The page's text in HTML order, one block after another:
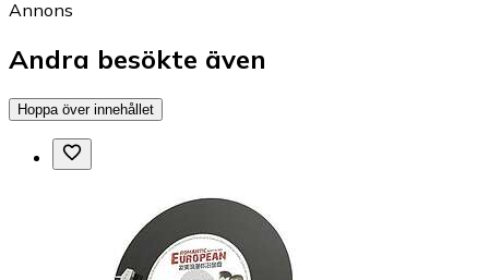
Annons
Andra besökte även
Hoppa över innehållet